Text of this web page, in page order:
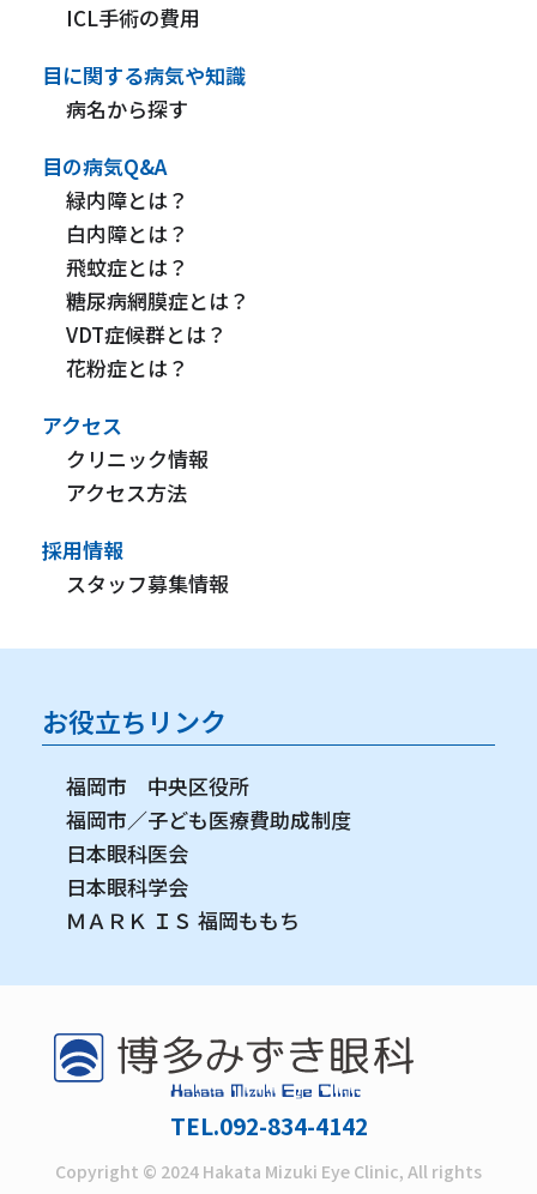
ICL手術の費用
目に関する病気や知識
病名から探す
目の病気Q&A
緑内障とは？
白内障とは？
飛蚊症とは？
糖尿病網膜症とは？
VDT症候群とは？
花粉症とは？
アクセス
クリニック情報
アクセス方法
採用情報
スタッフ募集情報
お役立ちリンク
福岡市 中央区役所
福岡市／子ども医療費助成制度
日本眼科医会
日本眼科学会
ＭＡＲＫ ＩＳ 福岡ももち
TEL.092-834-4142
Copyright © 2024 Hakata Mizuki Eye Clinic, All rights